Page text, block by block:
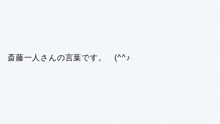
斎藤一人さんの言葉です。 (^^♪